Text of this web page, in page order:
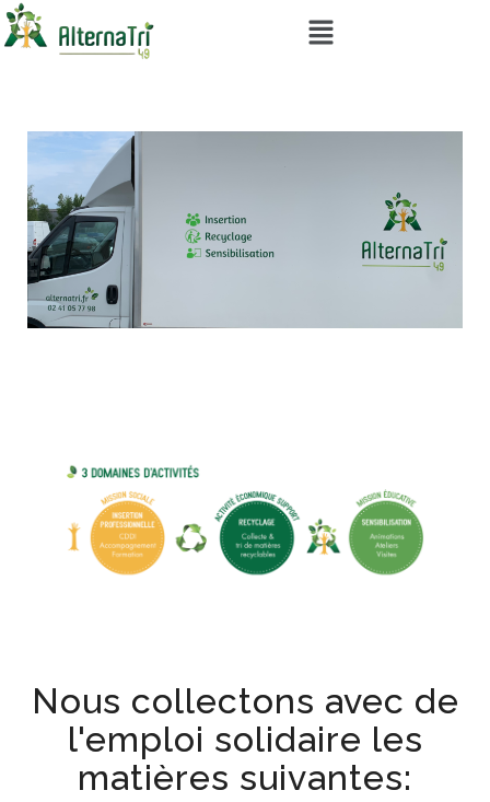
Nous collectons avec de
l'emploi solidaire les
matières suivantes: